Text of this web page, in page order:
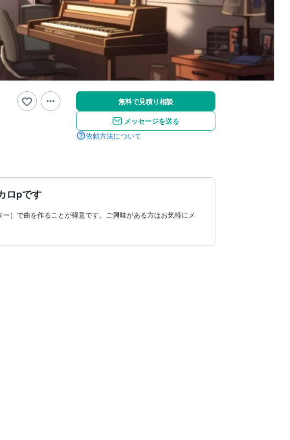
無料で見積り相談
メッセージを送る
依頼方法について
ロpです
）で曲を作ることが得意です。ご興味がある方はお気軽にメ